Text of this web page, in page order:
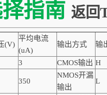
指南 返回
(V)
平均电流
(uA)
输出方式 输
3 CMOS输出 H
350
NMOS开漏
输出
L